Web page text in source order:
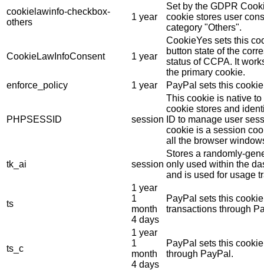
cookielawinfo-checkbox-
others
1 year
Set by the GDPR
cookie stores user
category "Others".
CookieLawInfoConsent 1 year
CookieYes sets this
button state of the
status of CCPA. It
the primary cookie.
enforce_policy
1 year PayPal sets this
PHPSESSID session
This cookie is native
cookie stores and
ID to manage user
cookie is a session
all the browser
tk_ai session
Stores a randomly-
only used within the
and is used for usage
ts
1 year
1
month
4 days
PayPal sets this
transactions through
ts_c
1 year
1
month
4 days
PayPal sets this
through PayPal.